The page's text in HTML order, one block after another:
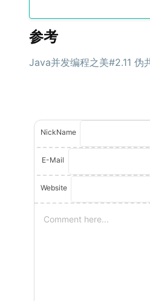
参考
Java并发编程之美#2.11 伪
NickName
E-Mail
Website